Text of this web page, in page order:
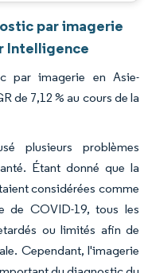
par imagerie
Intelligence
par imagerie en Asie-
de 7,12 % au cours de la
plusieurs problèmes
Étant donné que la
considérées comme
de COVID-19, tous les
ou limités afin de
Cependant, l'imagerie